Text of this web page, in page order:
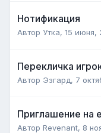
Нотификация
Автор Утка, 15 июня,
Перекличка
Автор Эзгард, 7
Приглашение на
Автор Revenant, 8